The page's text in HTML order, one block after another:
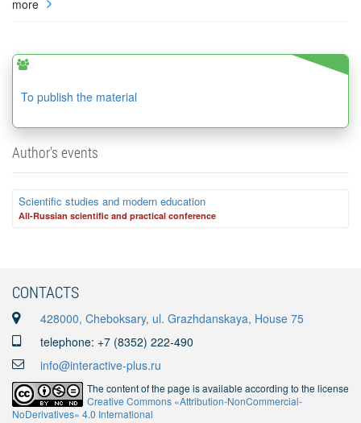
more
To publish the material
Author's events
Scientific studies and modern education
Аll-Russian scientific and practical conference
CONTACTS
428000, Cheboksary, ul. Grazhdanskaya, House 75
telephone: +7 (8352) 222-490
info@interactive-plus.ru
The content of the page is available according to the license
Creative Commons «Attribution-NonCommercial-
NoDerivatives» 4.0 International